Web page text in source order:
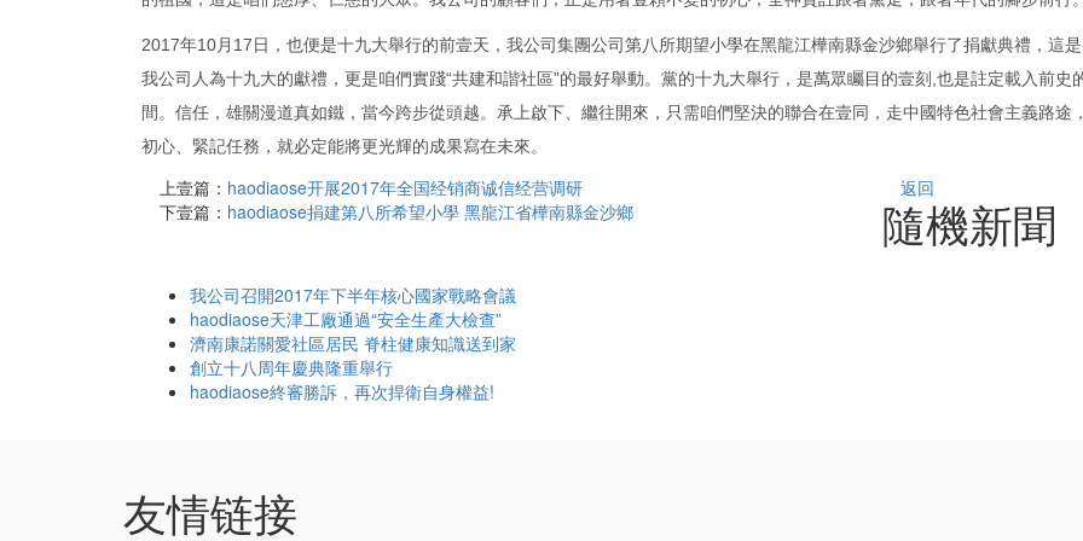
2017年10月17日，也便是十九大舉行的前壹天，我公司集團公司第八所期望小學在黑龍江樺南縣金沙鄉舉行了捐獻典禮，這
我公司人為十九大的獻禮，更是咱們實踐“共建和諧社區”的最好舉動。黨的十九大舉行，是萬眾矚目的壹刻,也是註定載入前史
間。信任，雄關漫道真如鐵，當今跨步從頭越。承上啟下、繼往開來，只需咱們堅決的聯合在壹同，走中國特色社會主義路途
初心、緊記任務，就必定能將更光輝的成果寫在未來。
上壹篇： haodiaose开展2017年全国经销商诚信经营调研
下壹篇： haodiaose捐建第八所希望小學 黑龍江省樺南縣金沙鄉
返回
隨機新聞
我公司召開2017年下半年核心國家戰略會議
haodiaose天津工廠通過“安全生產大檢查”
濟南康諾關愛社區居民 脊柱健康知識送到家
創立十八周年慶典隆重舉行
haodiaose終審勝訴，再次捍衛自身權益!
友情链接